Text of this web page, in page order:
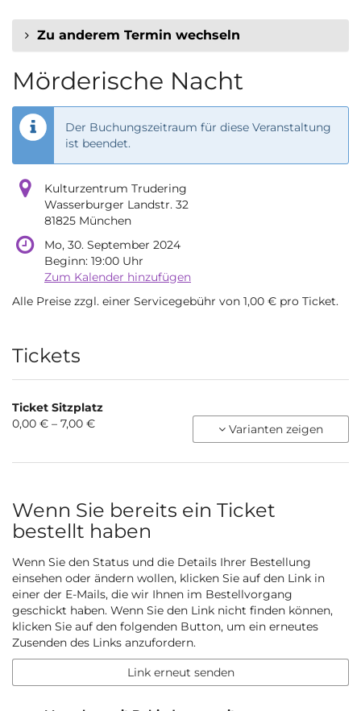
Zu anderem Termin wechseln
Mörderische Nacht
Der Buchungszeitraum für diese Veranstaltung
ist beendet.
Kulturzentrum Trudering
Wasserburger Landstr. 32
81825 München
Mo, 30. September 2024
Beginn: 19:00 Uhr
Zum Kalender hinzufügen
Alle Preise zzgl. einer Servicegebühr von 1,00 € pro Ticket.
Produkte
Tickets
Ticket Sitzplatz
von
0,00 € – 7,00 € Varianten zeigen
Wenn Sie bereits ein Ticket
bestellt haben
Wenn Sie den Status und die Details Ihrer Bestellung
einsehen oder ändern wollen, klicken Sie auf den Link in
einer der E-Mails, die wir Ihnen im Bestellvorgang
geschickt haben. Wenn Sie den Link nicht finden können,
klicken Sie auf den folgenden Button, um ein erneutes
Zusenden des Links anzufordern.
Link erneut senden